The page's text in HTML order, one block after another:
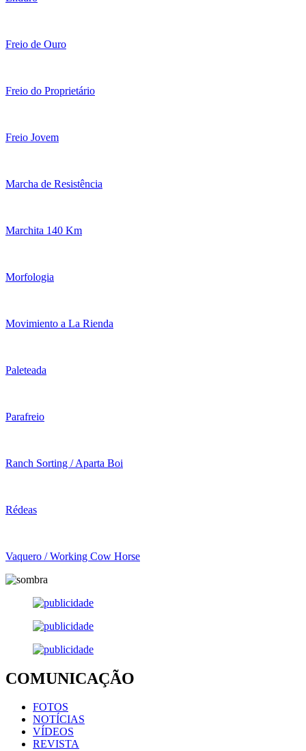
Freio de Ouro
Freio do Proprietário
Freio Jovem
Marcha de Resistência
Marchita 140 Km
Morfologia
Movimiento a La Rienda
Paleteada
Parafreio
Ranch Sorting / Aparta Boi
Rédeas
Vaquero / Working Cow Horse
COMUNICAÇÃO
FOTOS
NOTÍCIAS
VÍDEOS
REVISTA